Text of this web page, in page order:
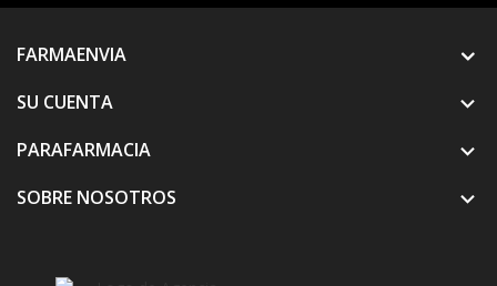
FARMAENVIA
SU CUENTA

PARAFARMACIA 
SOBRE NOSOTROS 